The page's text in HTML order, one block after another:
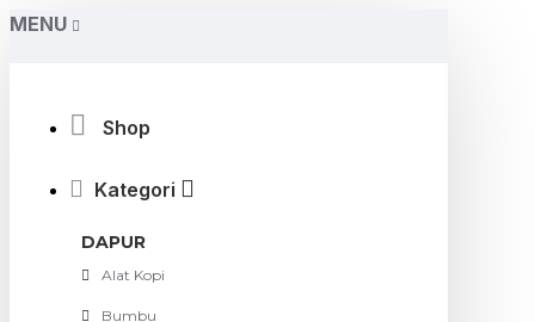
MENU
Shop
Kategori
DAPUR
Alat Kopi
Bumbu